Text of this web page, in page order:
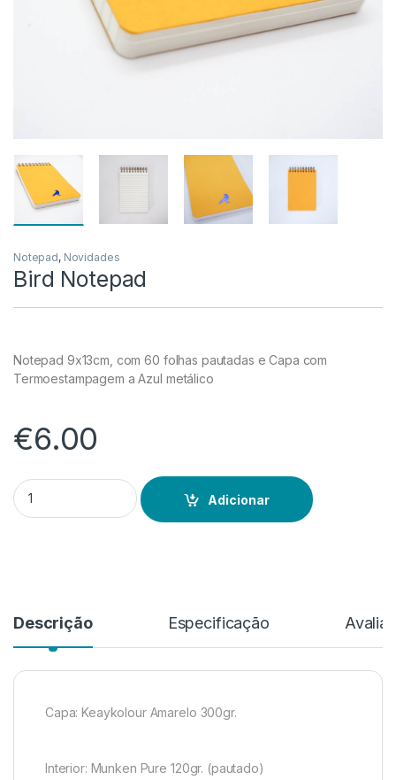
Notepad, Novidades
Bird Notepad
Notepad 9x13cm, com 60 folhas pautadas e Capa com
Termoestampagem a Azul metálico
€6.00
Quantidade de Bird Notepad
Adicionar
Descrição Especificação
Capa: Keaykolour Amarelo 300gr.
Interior: Munken Pure 120gr. (pautado)